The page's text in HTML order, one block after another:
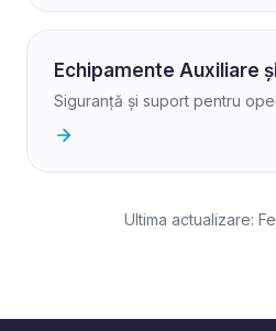
Echipamente Auxiliare
Siguranță și suport pentru
Ultima actualizare: